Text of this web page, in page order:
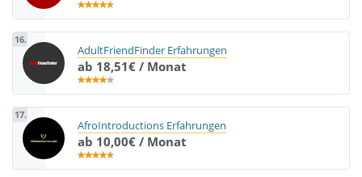
16.
AdultFriendFinder Erfahrungen
ab 18,51€ / Monat
17.
AfroIntroductions Erfahrungen
ab 10,00€ / Monat